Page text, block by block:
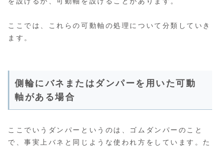
ここでは、これらの可動軸の処理について分類していき
ます。
側輪にバネまたはダンパーを用いた可動
軸がある場合
ここでいうダンパーというのは、ゴムダンパーのこと
で、事実上バネと同じような使われ方をしています。た